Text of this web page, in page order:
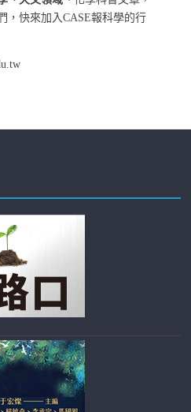
，快來加入CASE報科學的行